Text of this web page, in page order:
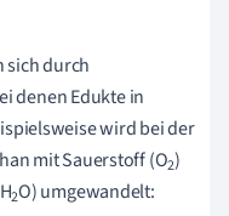
sich durch
denen Edukte in
wird bei der
mit Sauerstoff (O2)
2O) umgewandelt: